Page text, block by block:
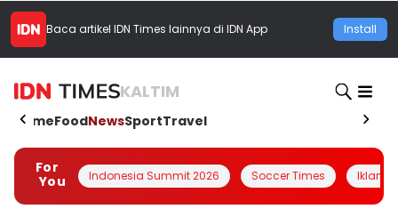
Baca artikel IDN Times lainnya di IDN App Install
KALTIM
HomeFoodNewsSportTravel
For
You
Indonesia Summit 2026 Soccer Times Iklanin